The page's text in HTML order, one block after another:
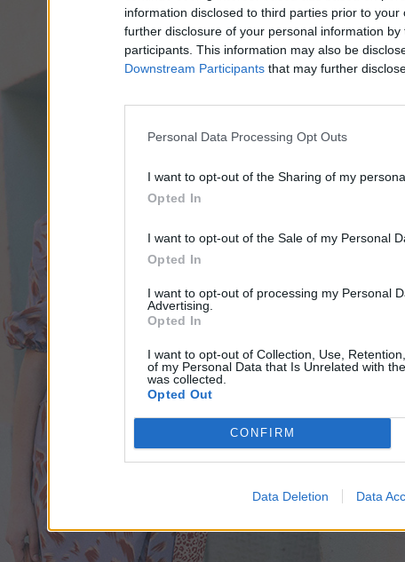
information disclosed to third parties prior to
further disclosure of your personal information
participants. This information may also be
Downstream Participants that may further
Personal Data Processing Opt Outs
I want to opt-out of the Sharing of my
Opted In
I want to opt-out of the Sale of my Personal
Opted In
I want to opt-out of processing my Personal
Advertising.
Opted In
I want to opt-out of Collection, Use,
of my Personal Data that Is Unrelated with
was collected.
Opted Out
CONFIRM
Data Deletion Data